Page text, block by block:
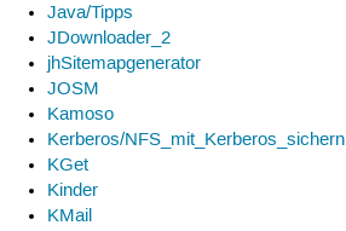
Java/Tipps
JDownloader_2
jhSitemapgenerator
JOSM
Kamoso
Kerberos/NFS_mit_Kerberos_sichern
KGet
Kinder
KMail